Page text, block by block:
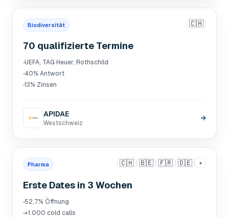
Biodiversität 🇨🇭
70 qualifizierte Termine
·UEFA, TAG Heuer, Rothschild
·40% Antwort
·13% Zinsen
APIDAE
Westschweiz
→
Pharma 🇨🇭 🇧🇪 🇫🇷 🇩🇪 +
Erste Dates in 3 Wochen
·52,7% Öffnung
·+1.000 cold calls